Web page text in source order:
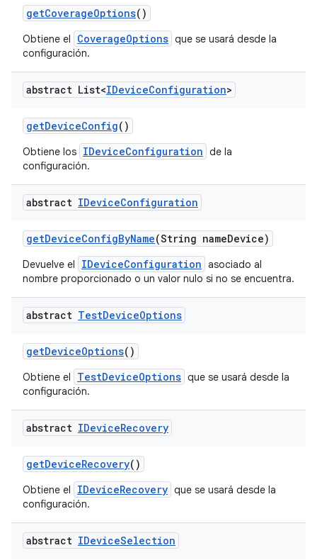
getCoverageOptions()
Obtiene el CoverageOptions que se usará desde la
configuración.
abstract List<IDeviceConfiguration>
getDeviceConfig()
Obtiene los IDeviceConfiguration de la
configuración.
abstract IDeviceConfiguration
getDeviceConfigByName(String nameDevice)
Devuelve el IDeviceConfiguration asociado al
nombre proporcionado o un valor nulo si no se encuentra.
abstract TestDeviceOptions
getDeviceOptions()
Obtiene el TestDeviceOptions que se usará desde la
configuración.
abstract IDeviceRecovery
getDeviceRecovery()
Obtiene el IDeviceRecovery que se usará desde la
configuración.
abstract IDeviceSelection